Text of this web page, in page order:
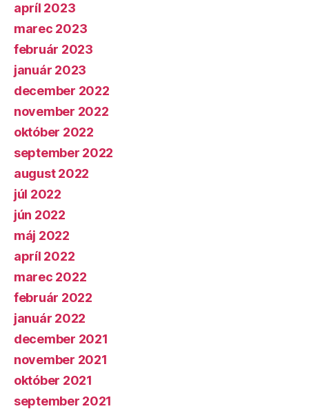
apríl 2023
marec 2023
február 2023
január 2023
december 2022
november 2022
október 2022
september 2022
august 2022
júl 2022
jún 2022
máj 2022
apríl 2022
marec 2022
február 2022
január 2022
december 2021
november 2021
október 2021
september 2021